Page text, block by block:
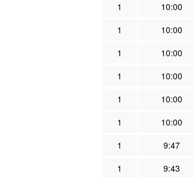
1
10:00
1
10:00
1
10:00
1
10:00
1
10:00
1
10:00
1
9:47
1
9:43